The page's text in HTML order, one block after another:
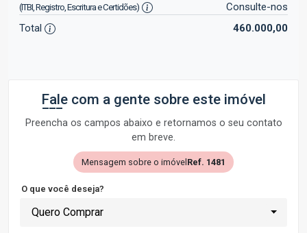
(ITBI, Registro, Escritura e Certidões)
Consulte-nos
Total
460.000,00
Fale com a gente sobre este imóvel
Preencha os campos abaixo e retornamos o seu contato
em breve.
Mensagem sobre o imóvel Ref. 1481
O que você deseja?
Quero Comprar